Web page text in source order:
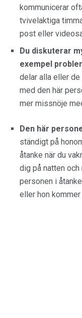
kommunicerar
tvivelaktiga
post eller
Du diskuterar
exempel
delar alla eller
med den här
mer missnöje
Den här
ständigt på
åtanke när du
dig på natten och
personen i
eller hon